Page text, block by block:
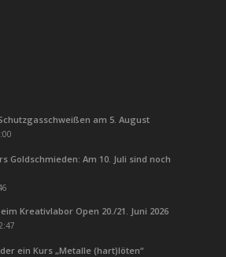
am 5. August
Goldschmieden: Am 10. Juli sind noch
Kreativlabor Open 20./21. Juni 2026
ein Kurs „Metalle (hart)löten“